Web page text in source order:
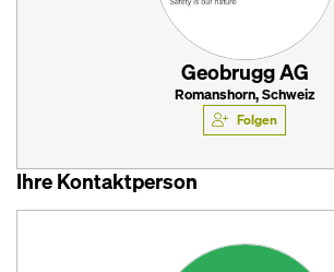
Geobrugg AG
Romanshorn, Schweiz
Folgen
Ihre Kontaktperson